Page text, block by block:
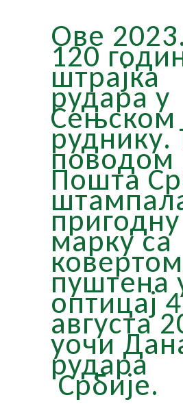
Ове
120
штрајка
рудара у
Сењском
руднику.
поводом
Пошта
пригодну
марку са
пуштена
оптицај
августа
уочи
рудара
Србије.